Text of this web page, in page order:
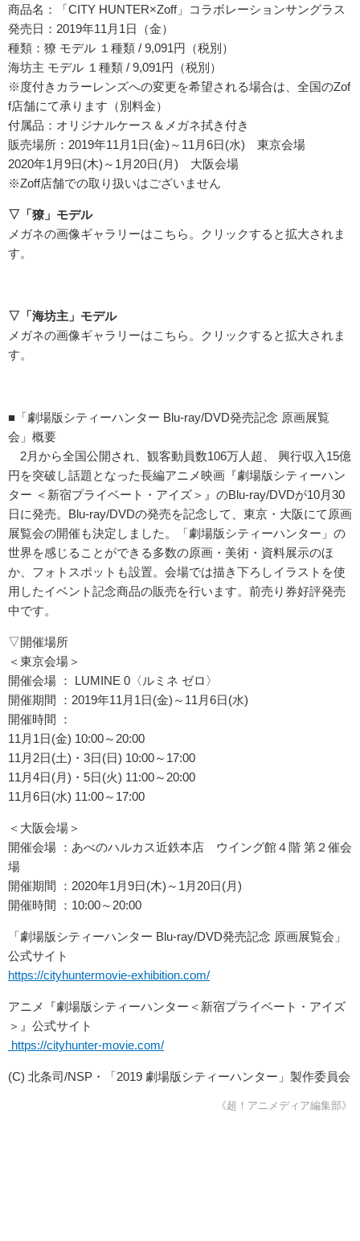
商品名：「CITY HUNTER×Zoff」コラボレーションサングラス
発売日：2019年11月1日（金）
種類：獠 モデル １種類 / 9,091円（税別）
海坊主 モデル １種類 / 9,091円（税別）
※度付きカラーレンズへの変更を希望される場合は、全国のZof
f店舗にて承ります（別料金）
付属品：オリジナルケース＆メガネ拭き付き
販売場所：2019年11月1日(金)～11月6日(水) 東京会場
2020年1月9日(木)～1月20日(月) 大阪会場
※Zoff店舗での取り扱いはございません
▽「獠」モデル
メガネの画像ギャラリーはこちら。クリックすると拡大されま
す。
▽「海坊主」モデル
メガネの画像ギャラリーはこちら。クリックすると拡大されま
す。
■「劇場版シティーハンター Blu-ray/DVD発売記念 原画展覧
会」概要
2月から全国公開され、観客動員数106万人超、 興行収入15億
円を突破し話題となった長編アニメ映画『劇場版シティーハン
ター ＜新宿プライベート・アイズ＞』のBlu-ray/DVDが10月30
日に発売。Blu-ray/DVDの発売を記念して、東京・大阪にて原画
展覧会の開催も決定しました。「劇場版シティーハンター」の
世界を感じることができる多数の原画・美術・資料展示のほ
か、フォトスポットも設置。会場では描き下ろしイラストを使
用したイベント記念商品の販売を行います。前売り券好評発売
中です。
▽開催場所
＜東京会場＞
開催会場 ： LUMINE 0〈ルミネ ゼロ〉
開催期間 ：2019年11月1日(金)～11月6日(水)
開催時間 ：
11月1日(金) 10:00～20:00
11月2日(土)・3日(日) 10:00～17:00
11月4日(月)・5日(火) 11:00～20:00
11月6日(水) 11:00～17:00
＜大阪会場＞
開催会場 ：あべのハルカス近鉄本店 ウイング館４階 第２催会
場
開催期間 ：2020年1月9日(木)～1月20日(月)
開催時間 ：10:00～20:00
「劇場版シティーハンター Blu-ray/DVD発売記念 原画展覧会」
公式サイト
https://cityhuntermovie-exhibition.com/
アニメ『劇場版シティーハンター＜新宿プライベート・アイズ
＞』公式サイト
https://cityhunter-movie.com/
(C) 北条司/NSP・「2019 劇場版シティーハンター」製作委員会
《超！アニメディア編集部》